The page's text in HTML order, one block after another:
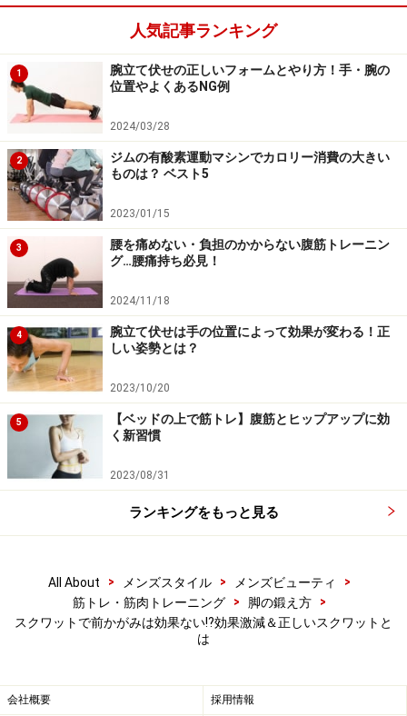
無理して回数をこなす方が筋肉が鍛えられると思ってい
る方もいますが、自分のキャパシティを超えることで、
ヒザや腰を体を痛めることがあります。基本的に10回を
1セットとして、自分の体力に応じてセット数を増やす
方法がおすすめです。
本当に効く！正しい基本のスクワットのや
り方
それでは、スクワットの基本フォームをチェックしてい
STEP1
人気記事ランキング
1
腕立て伏せの正しいフォームとやり方！手・腕の
位置やよくあるNG例
2024/03/28
2
ジムの有酸素運動マシンでカロリー消費の大きい
ものは？ ベスト5
2023/01/15
3
腰を痛めない・負担のかからない腹筋トレーニン
グ…腰痛持ち必見！
2024/11/18
4
腕立て伏せは手の位置によって効果が変わる！正
しい姿勢とは？
2023/10/20
5
【ベッドの上で筋トレ】腹筋とヒップアップに効
く新習慣
2023/08/31
ランキングをもっと見る
All About > メンズスタイル > メンズビューティ
>
筋トレ・筋肉トレーニング
> 脚の鍛え方
>
スクワットで前かがみは効果ない⁉効果激減＆正しいスクワットと
は
会社概要 採用情報